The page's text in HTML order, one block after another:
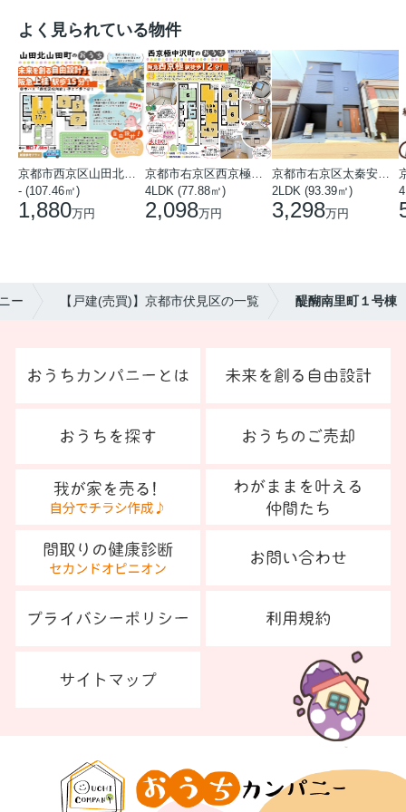
よく見られている物件
- (107.46㎡)
1,880万円
4LDK (77.88㎡)
2,098万円
2LDK (93.39㎡)
3,298万円
ー 【戸建(売買)】京都市伏見区の一覧 醍醐南里町１号棟